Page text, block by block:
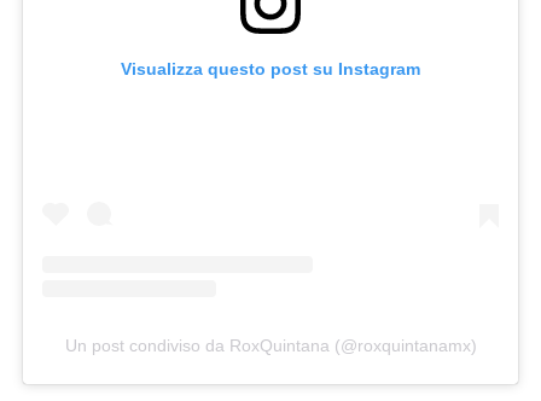
Visualizza questo post su Instagram
Un post condiviso da RoxQuintana (@roxquintanamx)